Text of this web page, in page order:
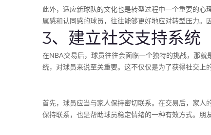
此外，适应新球队的文化也是转型过程中一个重要的
属感和认同感的球员，往往能够更好地应对转型压力。
3、建立社交支持系统
在NBA交易后，球员往往会面临一个独特的挑战，那
统，对球员来说至关重要。这不仅仅是为了获得社交上
首先，球员应当与家人保持密切联系。在交易后，家
保持联系，也是帮助球员稳定情绪的一种有效方式。朋